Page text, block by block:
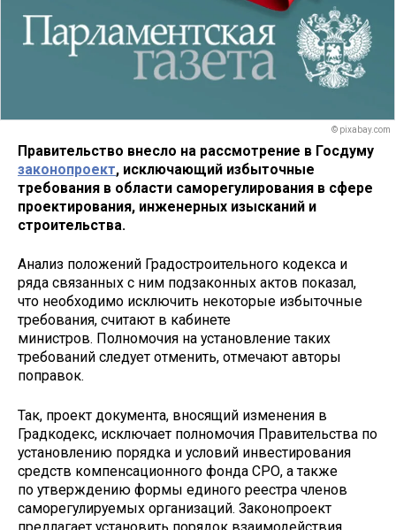
© pixabay.com
Правительство внесло на рассмотрение в Госдуму
законопроект, исключающий избыточные
требования в области саморегулирования в сфере
проектирования, инженерных изысканий и
строительства.
Анализ положений Градостроительного кодекса и
ряда связанных с ним подзаконных актов показал,
что необходимо исключить некоторые избыточные
требования, считают в кабинете
министров. Полномочия на установление таких
требований следует отменить, отмечают авторы
поправок.
Так, проект документа, вносящий изменения в
Градкодекс, исключает полномочия Правительства по
установлению порядка и условий инвестирования
средств компенсационного фонда СРО, а также
по утверждению формы единого реестра членов
саморегулируемых организаций. Законопроект